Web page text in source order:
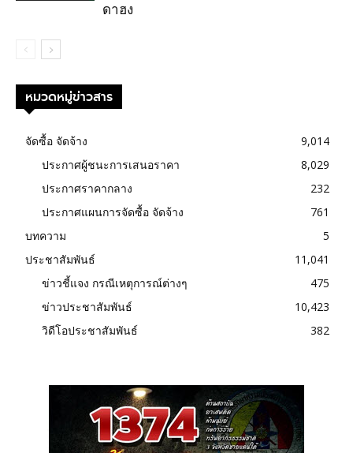
ดาฮง
หมวดหมู่ข่าวสาร
จัดซื้อ จัดจ้าง
9,014
ประกาศผู้ชนะการเสนอราคา
8,029
ประกาศราคากลาง
232
ประกาศแผนการจัดซื้อ จัดจ้าง
761
บทความ
5
ประชาสัมพันธ์
11,041
ข่าวชี้แจง กรณีเหตุการณ์ต่างๆ
475
ข่าวประชาสัมพันธ์
10,423
วิดีโอประชาสัมพันธ์
382